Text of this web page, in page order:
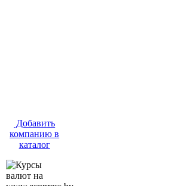
Добавить
компанию в
каталог